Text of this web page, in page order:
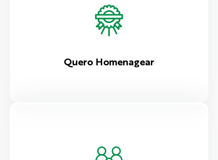
Quero Homenagear